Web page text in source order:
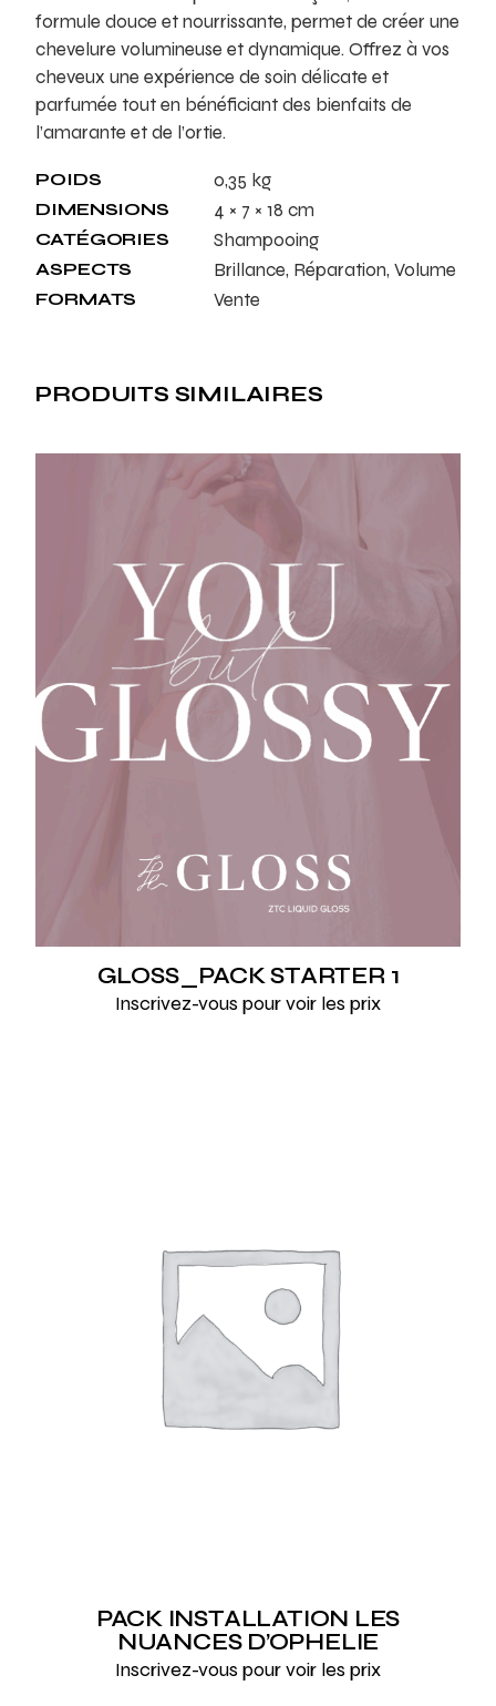
formule douce et nourrissante, permet de créer une
chevelure volumineuse et dynamique. Offrez à vos
cheveux une expérience de soin délicate et
parfumée tout en bénéficiant des bienfaits de
l’amarante et de l’ortie.
POIDS 0,35 kg
DIMENSIONS 4 × 7 × 18 cm
CATÉGORIES Shampooing
ASPECTS Brillance, Réparation, Volume
FORMATS Vente
PRODUITS SIMILAIRES
GLOSS_PACK STARTER 1
Inscrivez-vous pour voir les prix
PACK INSTALLATION LES
NUANCES D’OPHELIE
Inscrivez-vous pour voir les prix